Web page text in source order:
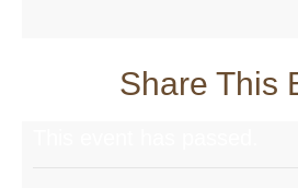
Share This